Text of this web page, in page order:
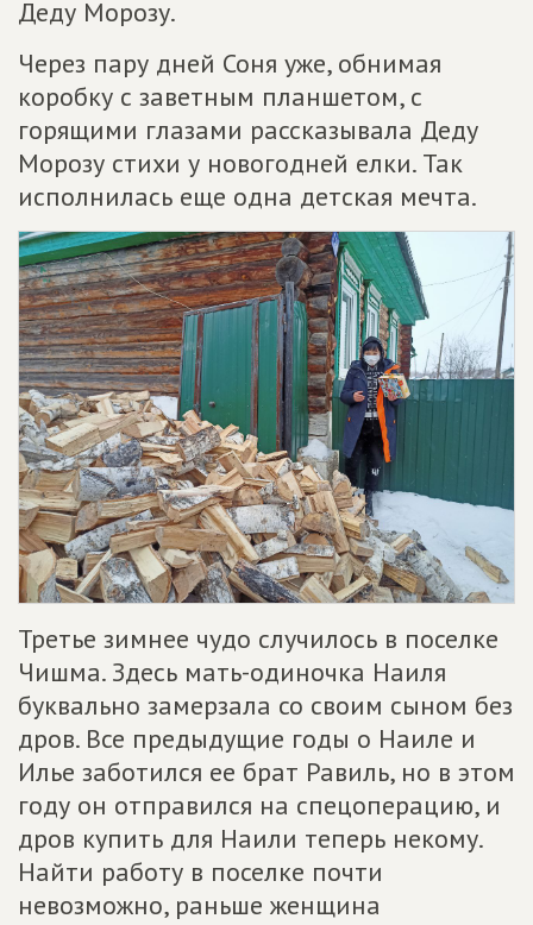
Деду Морозу.
Через пару дней Соня уже, обнимая
коробку с заветным планшетом, с
горящими глазами рассказывала Деду
Морозу стихи у новогодней елки. Так
исполнилась еще одна детская мечта.
Третье зимнее чудо случилось в поселке
Чишма. Здесь мать-одиночка Наиля
буквально замерзала со своим сыном без
дров. Все предыдущие годы о Наиле и
Илье заботился ее брат Равиль, но в этом
году он отправился на спецоперацию, и
дров купить для Наили теперь некому.
Найти работу в поселке почти
невозможно, раньше женщина